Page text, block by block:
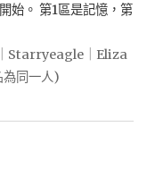
始。 第1區是記憶，第
Starryeagle｜Eliza
同一人)